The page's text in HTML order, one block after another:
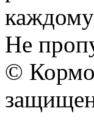
Не
©